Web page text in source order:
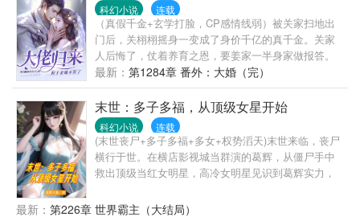
少年杨戬，不仅法力全无，而且还要从杨戬传奇一生
经历的起点出发。 无情玉帝，重生以后的他会认下这
个舅舅吗？ 斧劈桃山，能否阻止十日晒化杨母云华的
悲剧吗？ 玉泉求师，已然知道了元始天尊乃最大企业
老总，还会跟着一个经理做事吗？ 哮天神犬，三尖两
刃刀又是何等神物？ 待看重生之杨戬，能否改变二郎
神一生中的悲剧？ （注：二郎神杨戬，乃是我国神话
中不可缺少又极有份量的一位，二郎神神话传说众
多！小团单取一枝花。希望能带你走进二郎神的神话
世界。）
科幻小说 连载
（真假千金+玄学打脸，CP感情线弱）被关家扫地出
门后，关栩栩摇身一变成了身价千亿的真千金。关家
人后悔了，仗着养育之恩，要姜家一半身家做报答。
关栩栩冷笑一声，一道真言符，直接揭穿关家人的丑
恶嘴脸。渣男想回头纠缠，关栩栩抬手就让他夜夜
见“祖宗”。堂兄堂妹看不上她，觉得她丢人。结果，宋
家当家找上了门，“只要姜大师愿意出手救我女儿，条
件随便提！”一向和姜家有旧怨的徐家舔着脸登门，“过
去都是小弟不懂事，只要姜大师肯帮忙，以后姜总是
我哥！”后来，连一向怼天怼地的堂弟也成了她的跟屁
虫，“这是我唯一的姐！谁敢骂她，我骂他全家！”回过
最新： 第1284章 番外：大婚（完）
末世：多子多福，从顶级女星开始
科幻小说 连载
(末世丧尸+多子多福+多女+权势滔天)末世来临，丧尸
横行于世。在横店影视城当群演的葛辉，从僵尸手中
救出顶级当红女明星，高冷女明星见识到葛辉实力，
统，获得强大异能，从此命运的齿轮开始转动。他一
最新： 第226章 世界霸主（大结局）